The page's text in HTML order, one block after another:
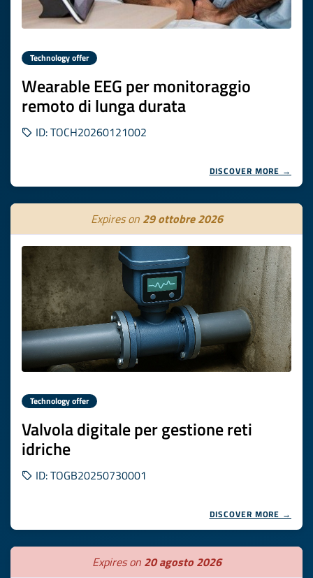
Technology offer
Wearable EEG per monitoraggio
remoto di lunga durata
ID: TOCH20260121002
DISCOVER MORE →
Expires on 29 ottobre 2026
Technology offer
Valvola digitale per gestione reti
idriche
ID: TOGB20250730001
DISCOVER MORE →
Expires on 20 agosto 2026